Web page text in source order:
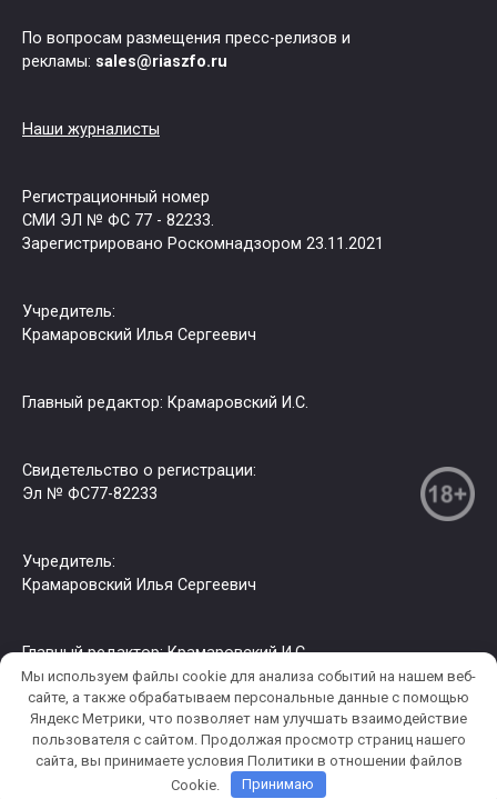
По вопросам размещения пресс-релизов и
рекламы: sales@riaszfo.ru
Наши журналисты
Регистрационный номер
СМИ ЭЛ № ФС 77 - 82233.
Зарегистрировано Роскомнадзором 23.11.2021
Учредитель:
Крамаровский Илья Сергеевич
Главный редактор: Крамаровский И.С.
Свидетельство о регистрации:
Эл № ФС77-82233
Учредитель:
Крамаровский Илья Сергеевич
Главный редактор: Крамаровский И.С.
© 2026 РИА СЗФО. Копирование информации только с
разрешения правообладателя.
Мы используем файлы cookie для анализа событий на нашем веб-
сайте, а также обрабатываем персональные данные с помощью
Яндекс Метрики, что позволяет нам улучшать взаимодействие
пользователя c сайтом. Продолжая просмотр страниц нашего
сайта, вы принимаете условия Политики в отношении файлов
Cookie.
Принимаю